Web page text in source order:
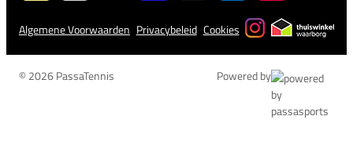
Algemene Voorwaarden Privacybeleid Cookies
© 2026 PassaTennis Powered by